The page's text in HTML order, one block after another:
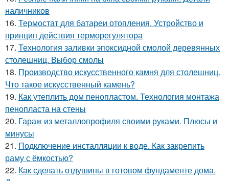
наличников
16. Термостат для батареи отопления. Устройство и
принцип действия терморегулятора
17. Технология заливки эпоксидной смолой деревянных
столешниц. Выбор смолы
18. Производство искусственного камня для столешниц.
Что такое искусственный камень?
19. Как утеплить дом пенопластом. Технология монтажа
пенопласта на стены
20. Гараж из металлопрофиля своими руками. Плюсы и
минусы
21. Подключение инсталляции к воде. Как закрепить
раму с ёмкостью?
22. Как сделать отдушины в готовом фундаменте дома.